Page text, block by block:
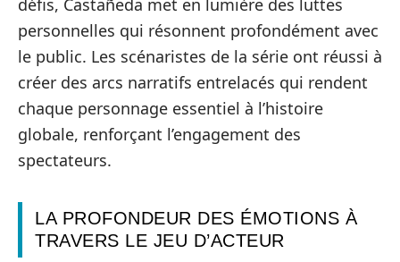
défis, Castañeda met en lumière des luttes
personnelles qui résonnent profondément avec
le public. Les scénaristes de la série ont réussi à
créer des arcs narratifs entrelacés qui rendent
chaque personnage essentiel à l’histoire
globale, renforçant l’engagement des
spectateurs.
LA PROFONDEUR DES ÉMOTIONS À
TRAVERS LE JEU D’ACTEUR